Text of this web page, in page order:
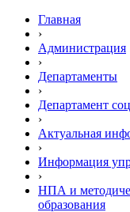
Главная
›
Администрация
›
Департаменты
›
Департамент
›
Актуальная
›
Информация
›
НПА и
образования